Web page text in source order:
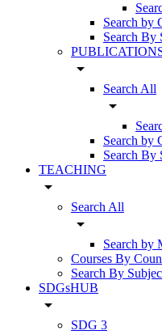
Search by
Search By
arrow_drop_down
Search All
arrow_drop_down
Search by
Search By
TEACHING
arrow_drop_down
Search All
arrow_drop_down
Search by
Courses By
Search By
SDGsHUB
arrow_drop_down
SDG 3